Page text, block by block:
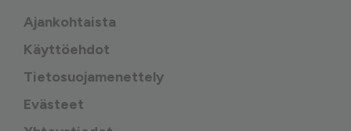
Ajankohtaista
Käyttöehdot
Tietosuojamenettely
Evästeet